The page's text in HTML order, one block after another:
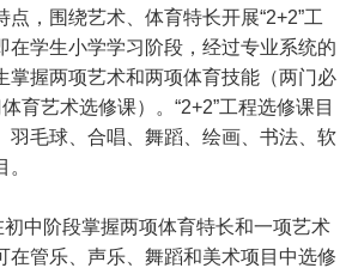
，围绕艺术、体育特长开展“2+2”工
在学生小学学习阶段，经过专业系统的
掌握两项艺术和两项体育技能（两门必
育艺术选修课）。“2+2”工程选修课目
羽毛球、合唱、舞蹈、绘画、书法、软
中阶段掌握两项体育特长和一项艺术
在管乐、声乐、舞蹈和美术项目中选修